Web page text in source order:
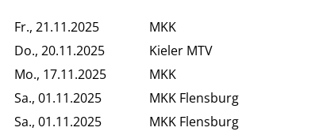
Fr., 21.11.2025 MKK
Do., 20.11.2025 Kieler MTV
Mo., 17.11.2025 MKK
Sa., 01.11.2025 MKK Flensburg
Sa., 01.11.2025 MKK Flensburg